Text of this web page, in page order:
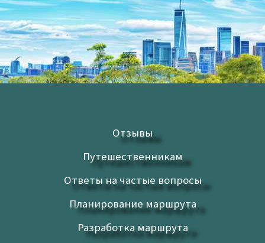
Отзывы
Путешественникам
Ответы на частые вопросы
Планирование маршрута
Разработка маршрута